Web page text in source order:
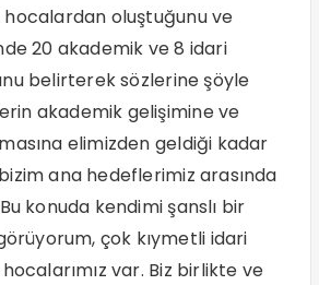
hocalardan oluştuğunu ve
20 akademik ve 8 idari
belirterek sözlerine şöyle
akademik gelişimine ve
elimizden geldiği kadar
ana hedeflerimiz arasında
konuda kendimi şanslı bir
çok kıymetli idari
var. Biz birlikte ve